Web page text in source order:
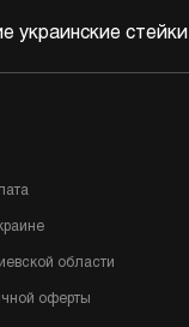
украинские стейки
области
оферты